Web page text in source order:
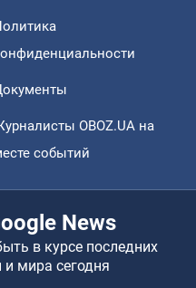
OBOZ.UA на
событий
News
в курсе последних
и мира сегодня